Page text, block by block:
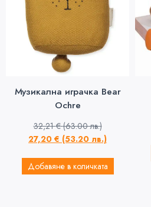
Музикална играчка Bear
Ochre
32,21€ (63.00 лв.)
27,20 € (53.20 лв.)
Добавяне в количката